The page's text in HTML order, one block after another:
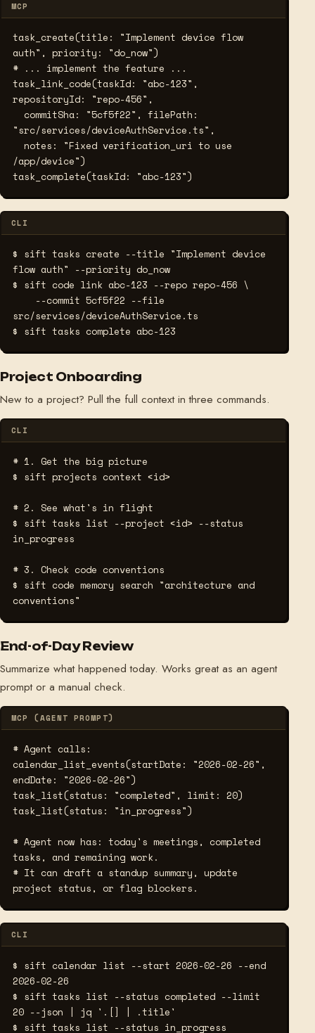
MCP
task_create(title: "Implement device flow
# ... implement the feature ...
task_link_code(taskId: "abc-123",
repositoryId: "repo-456",
"src/services/deviceAuthService.ts",
/app/device")
task_complete(taskId: "abc-123")
CLI
$ sift tasks create --title "Implement device
flow auth" --priority do_now
$ sift code link abc-123 --repo repo-456 \
src/services/deviceAuthService.ts
$ sift tasks complete abc-123
Project Onboarding
New to a project? Pull the full context in three commands.
CLI
# 1. Get the big picture
$ sift projects context <id>
# 2. See what's in flight
$ sift tasks list --project <id> --status
in_progress
# 3. Check code conventions
$ sift code memory search "architecture and
conventions"
End-of-Day Review
Summarize what happened today. Works great as an agent
prompt or a manual check.
MCP (AGENT PROMPT)
# Agent calls:
calendar_list_events(startDate: "2026-02-26",
endDate: "2026-02-26")
task_list(status: "completed", limit: 20)
task_list(status: "in_progress")
# Agent now has: today's meetings, completed
tasks, and remaining work.
# It can draft a standup summary, update
project status, or flag blockers.
CLI
$ sift calendar list --start 2026-02-26 --end
2026-02-26
$ sift tasks list --status completed --limit
20 --json | jq '.[] | .title'
$ sift tasks list --status in_progress